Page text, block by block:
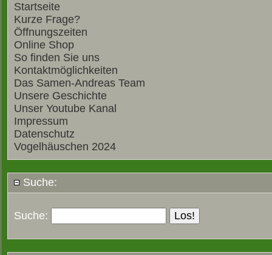
Startseite
Kurze Frage?
Öffnungszeiten
Online Shop
So finden Sie uns
Kontaktmöglichkeiten
Das Samen-Andreas Team
Unsere Geschichte
Unser Youtube Kanal
Impressum
Datenschutz
Vogelhäuschen 2024
Suche:
Suche: